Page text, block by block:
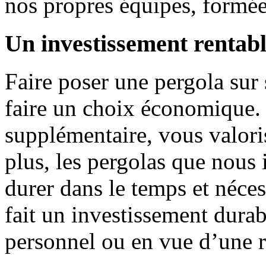
Un investissement
Faire poser une pergola sur
faire un choix économique.
supplémentaire, vous
plus, les pergolas que
durer dans le temps et
fait un investissement
personnel ou en vue d’une